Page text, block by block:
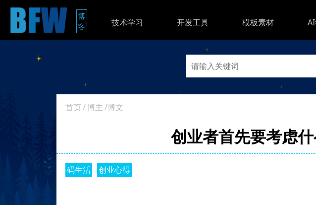
博
客
技术学习 开发工具 模板素材
首页/博主/博文
创业者首先要考虑
码生活 创业心得